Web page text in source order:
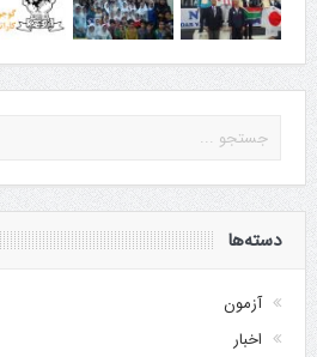
دسته‌ها
آزمون
اخبار